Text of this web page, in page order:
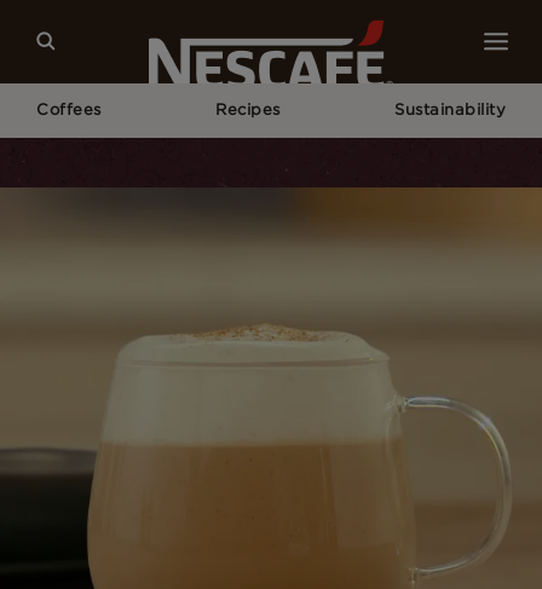
Coffees Recipes Sustainability
Pumpkin Spice Cappuccino